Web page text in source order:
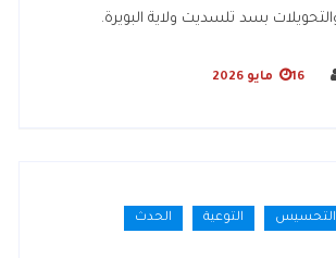
بسد تلسديت ولاية البويرة.
16 مايو 2026
التحسيس التوعية الحدث